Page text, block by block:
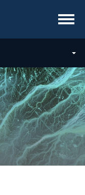
Menu